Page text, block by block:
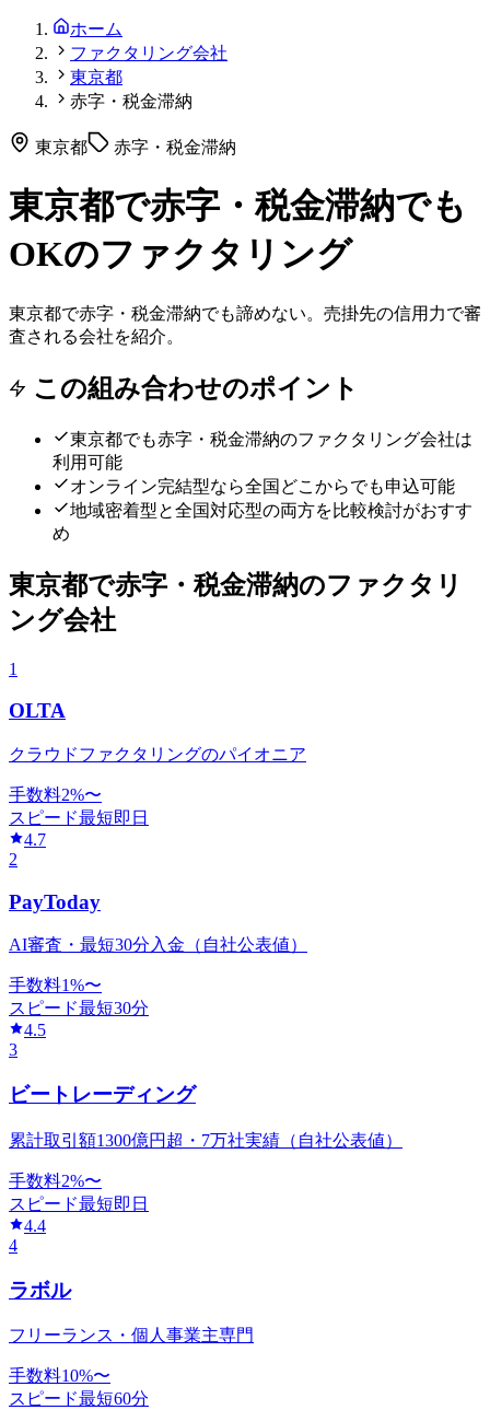
ホーム
ファクタリング会社
東京都
赤字・税金滞納
東京都 赤字・税金滞納
東京都で赤字・税金滞納でも
OKのファクタリング
東京都で赤字・税金滞納でも諦めない。売掛先の信用力で審
査される会社を紹介。
この組み合わせのポイント
東京都でも赤字・税金滞納のファクタリング会社は
利用可能
オンライン完結型なら全国どこからでも申込可能
地域密着型と全国対応型の両方を比較検討がおすす
め
東京都で赤字・税金滞納のファクタリ
ング会社
1
OLTA
クラウドファクタリングのパイオニア
手数料2%〜
スピード最短即日
4.7
2
PayToday
AI審査・最短30分入金（自社公表値）
手数料1%〜
スピード最短30分
4.5
3
ビートレーディング
累計取引額1300億円超・7万社実績（自社公表値）
手数料2%〜
スピード最短即日
4.4
4
ラボル
フリーランス・個人事業主専門
手数料10%〜
スピード最短60分